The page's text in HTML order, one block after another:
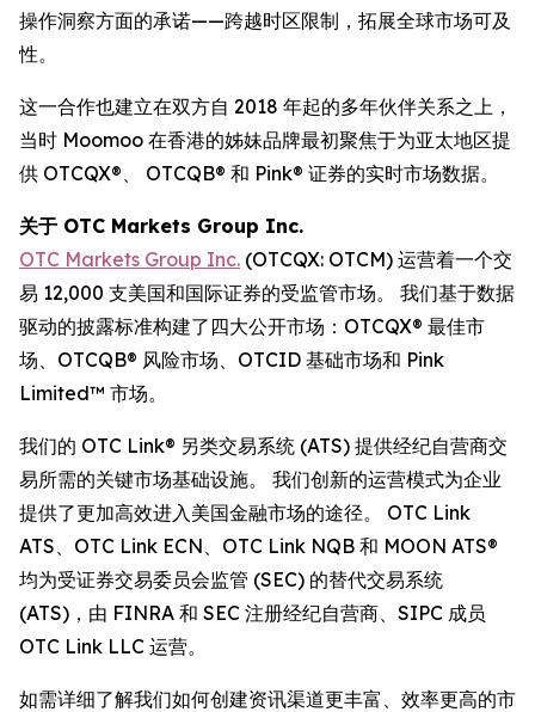
操作洞察方面的承诺——跨越时区限制，拓展全球市场可及
性。
这一合作也建立在双方自 2018 年起的多年伙伴关系之上，
当时 Moomoo 在香港的姊妹品牌最初聚焦于为亚太地区提
供 OTCQX®、 OTCQB® 和 Pink® 证券的实时市场数据。
关于 OTC Markets Group Inc.
OTC Markets Group Inc. (OTCQX: OTCM) 运营着一个交
易 12,000 支美国和国际证券的受监管市场。 我们基于数据
驱动的披露标准构建了四大公开市场：OTCQX® 最佳市
场、OTCQB® 风险市场、OTCID 基础市场和 Pink
Limited™ 市场。
我们的 OTC Link® 另类交易系统 (ATS) 提供经纪自营商交
易所需的关键市场基础设施。 我们创新的运营模式为企业
提供了更加高效进入美国金融市场的途径。 OTC Link
ATS、OTC Link ECN、OTC Link NQB 和 MOON ATS®
均为受证券交易委员会监管 (SEC) 的替代交易系统
(ATS)，由 FINRA 和 SEC 注册经纪自营商、SIPC 成员
OTC Link LLC 运营。
如需详细了解我们如何创建资讯渠道更丰富、效率更高的市